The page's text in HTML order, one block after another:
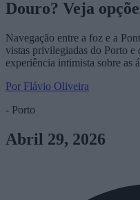
Douro? Veja
Navegação entre a foz e a
vistas privilegiadas do Porto
experiência intimista sobre as
Por Flávio Oliveira
- Porto
Abril 29, 2026